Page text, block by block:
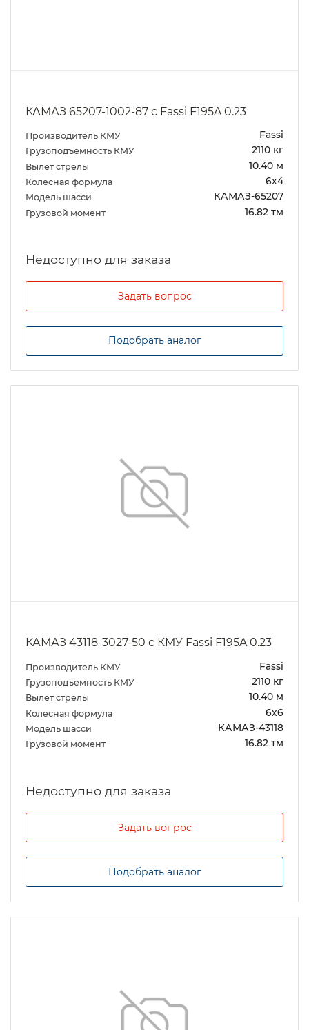
КАМАЗ 65207-1002-87 с Fassi F195A 0.23
Производитель КМУ Fassi
Грузоподъемность КМУ 2110 кг
Вылет стрелы 10.40 м
Колесная формула 6х4
Модель шасси КАМАЗ-65207
Грузовой момент 16.82 тм
Задать вопрос
Подобрать аналог
КАМАЗ 43118-3027-50 с КМУ Fassi F195A 0.23
Производитель КМУ Fassi
Грузоподъемность КМУ 2110 кг
Вылет стрелы 10.40 м
Колесная формула 6х6
Модель шасси КАМАЗ-43118
Грузовой момент 16.82 тм
Задать вопрос
Подобрать аналог